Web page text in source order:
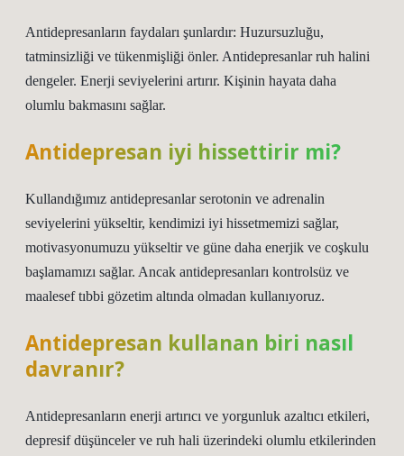
Antidepresanların faydaları şunlardır: Huzursuzluğu,
tatminsizliği ve tükenmişliği önler. Antidepresanlar ruh halini
dengeler. Enerji seviyelerini artırır. Kişinin hayata daha
olumlu bakmasını sağlar.
Antidepresan iyi hissettirir mi?
Kullandığımız antidepresanlar serotonin ve adrenalin
seviyelerini yükseltir, kendimizi iyi hissetmemizi sağlar,
motivasyonumuzu yükseltir ve güne daha enerjik ve coşkulu
başlamamızı sağlar. Ancak antidepresanları kontrolsüz ve
maalesef tıbbi gözetim altında olmadan kullanıyoruz.
Antidepresan kullanan biri nasıl
davranır?
Antidepresanların enerji artırıcı ve yorgunluk azaltıcı etkileri,
depresif düşünceler ve ruh hali üzerindeki olumlu etkilerinden